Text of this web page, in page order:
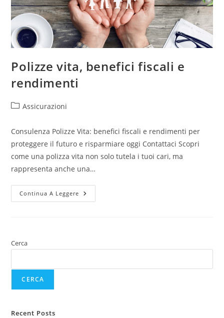
Polizze vita, benefici fiscali e
rendimenti
Assicurazioni
Consulenza Polizze Vita: benefici fiscali e rendimenti per
proteggere il futuro e risparmiare oggi Contattaci Scopri
come una polizza vita non solo tutela i tuoi cari, ma
rappresenta anche una…
Continua A Leggere
Cerca
CERCA
Recent Posts